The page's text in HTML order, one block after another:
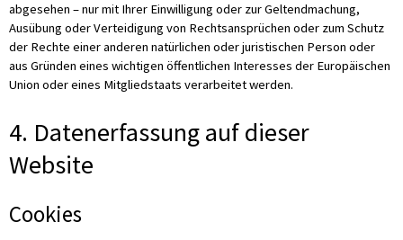
abgesehen – nur mit Ihrer Einwilligung oder zur Geltendmachung,
Ausübung oder Verteidigung von Rechtsansprüchen oder zum Schutz
der Rechte einer anderen natürlichen oder juristischen Person oder
aus Gründen eines wichtigen öffentlichen Interesses der Europäischen
Union oder eines Mitgliedstaats verarbeitet werden.
4. Datenerfassung auf dieser
Website
Cookies